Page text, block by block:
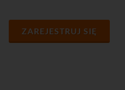
ZAREJESTRUJ SIĘ